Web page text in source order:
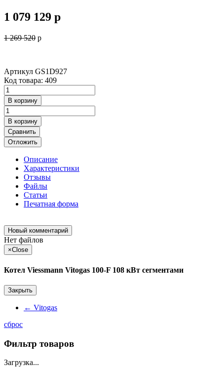
1 079 129 p
1 269 520 p
Артикул GS1D927
Код товара: 409
В корзину
В корзину
Сравнить
Отложить
Описание
Характеристики
Отзывы
Файлы
Статьи
Печатная форма
Новый комментарий
Нет файлов
×Close
Котел Viessmann Vitogas 100-F 108 кВт сегментами
Закрыть
← Vitogas
сброс
Фильтр товаров
Загрузка...